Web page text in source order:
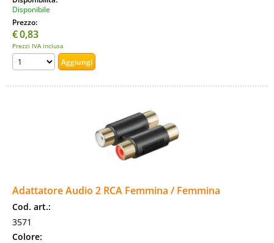
Disponibile
Prezzo:
€0,83
Prezzi IVA inclusa
Adattatore Audio 2 RCA Femmina / Femmina
Cod. art.:
3571
Colore: